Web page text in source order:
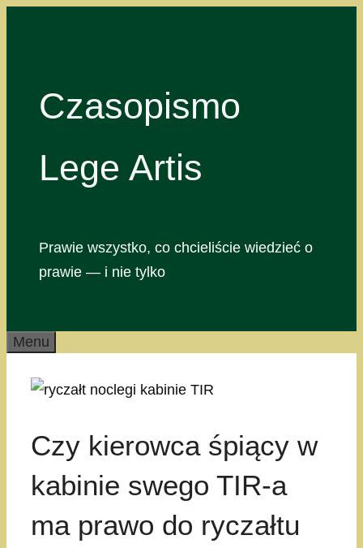
Czasopismo
Lege Artis
Prawie wszystko, co chcieliście wiedzieć o
prawie — i nie tylko
Menu
Czy kierowca śpiący w
kabinie swego TIR-a
ma prawo do ryczałtu